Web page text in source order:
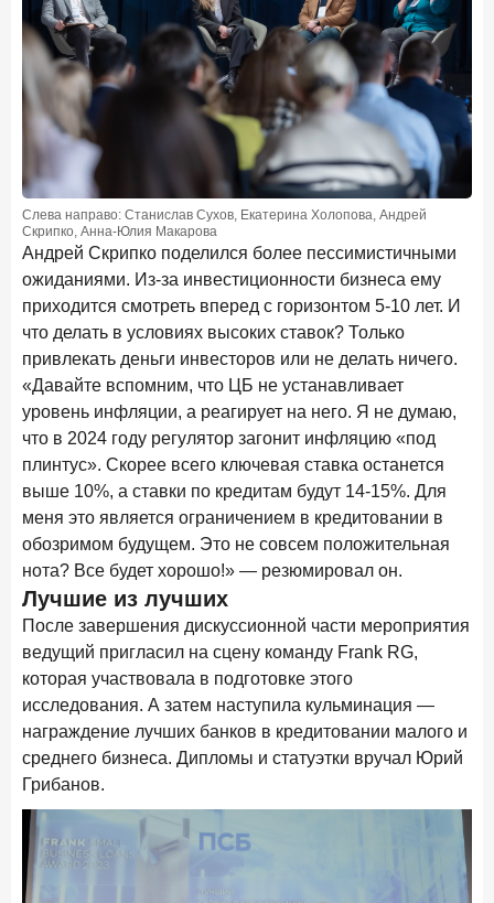
Слева направо: Станислав Сухов, Екатерина Холопова, Андрей
Скрипко, Анна-Юлия Макарова
Андрей Скрипко поделился более пессимистичными
ожиданиями. Из-за инвестиционности бизнеса ему
приходится смотреть вперед с горизонтом 5-10 лет. И
что делать в условиях высоких ставок? Только
привлекать деньги инвесторов или не делать ничего.
«Давайте вспомним, что ЦБ не устанавливает
уровень инфляции, а реагирует на него. Я не думаю,
что в 2024 году регулятор загонит инфляцию «под
плинтус». Скорее всего ключевая ставка останется
выше 10%, а ставки по кредитам будут 14-15%. Для
меня это является ограничением в кредитовании в
обозримом будущем. Это не совсем положительная
нота? Все будет хорошо!» — резюмировал он.
Лучшие из лучших
После завершения дискуссионной части мероприятия
ведущий пригласил на сцену команду Frank RG,
которая участвовала в подготовке этого
исследования. А затем наступила кульминация —
награждение лучших банков в кредитовании малого и
среднего бизнеса. Дипломы и статуэтки вручал Юрий
Грибанов.